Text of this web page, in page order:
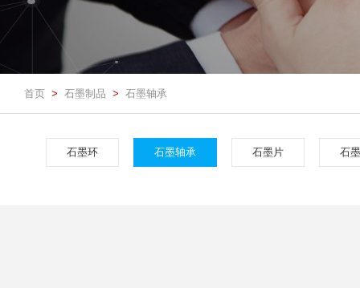
首页 > 石墨制品 > 石墨轴承
石墨环 石墨轴承 石墨片 石